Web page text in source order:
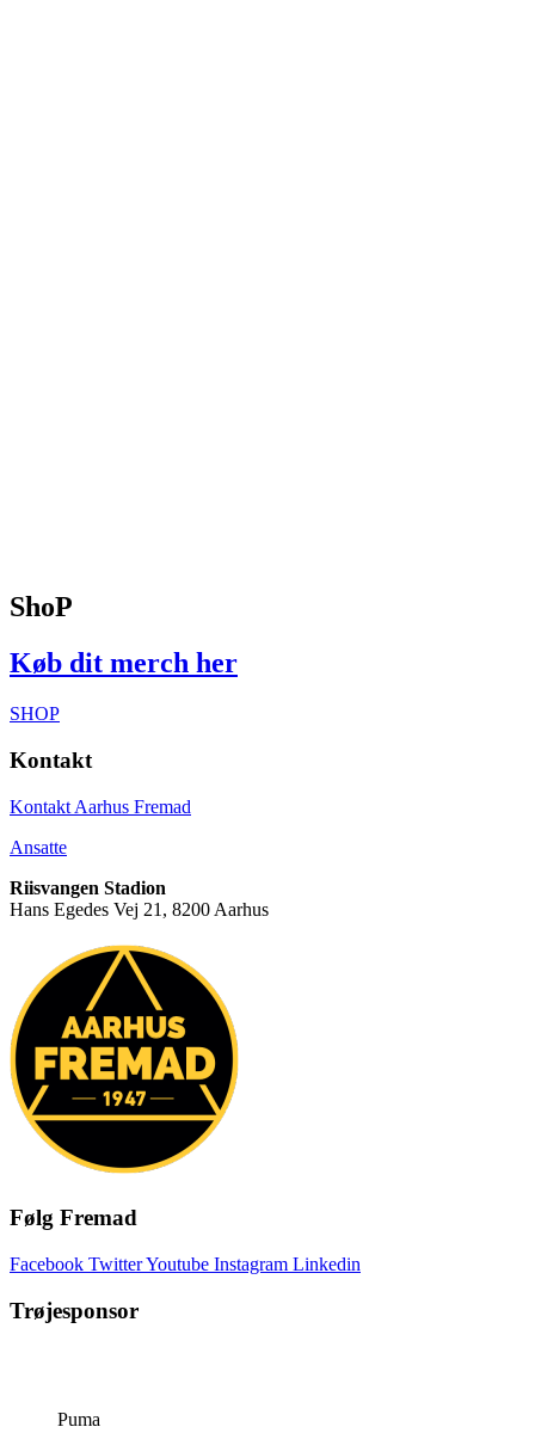
ShoP
Køb dit merch her
SHOP
Kontakt
Kontakt Aarhus Fremad
Ansatte
Riisvangen Stadion
Hans Egedes Vej 21, 8200 Aarhus
Følg Fremad
Facebook TwitterYoutube Instagram Linkedin
Trøjesponsor
Puma